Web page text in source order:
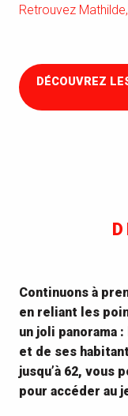
Retrouvez
DÉCOUVREZ
Continuons à
en reliant les
un joli panorama
et de ses
jusqu’à 62, vous
pour accéder au